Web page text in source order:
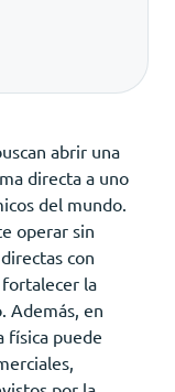
abrir una
directa a uno
del mundo.
operar sin
con
fortalecer la
Además, en
física puede